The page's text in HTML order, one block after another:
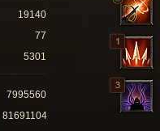
19140
77
5301
7995560
81691104